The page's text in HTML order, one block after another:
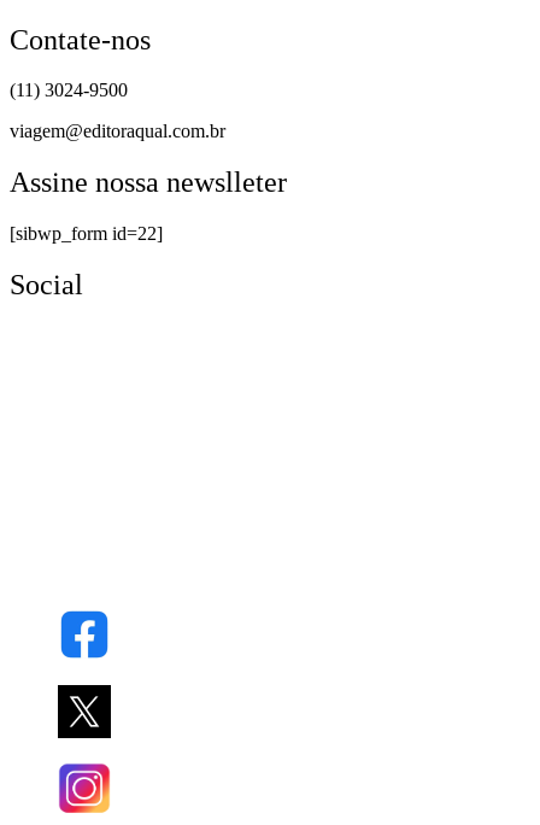
Contate-nos
(11) 3024-9500
viagem@editoraqual.com.br
Assine nossa newslleter
[sibwp_form id=22]
Social